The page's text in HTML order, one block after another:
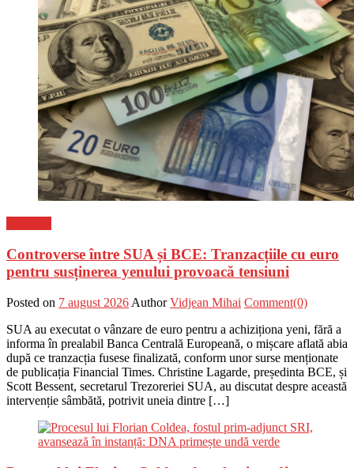
Controverse între SUA și BCE: Tranzacțiile cu euro
pentru susținerea yenului provoacă tensiuni
Posted on 7 august 2026 Author Vidjean Mihai Comment(0)
SUA au executat o vânzare de euro pentru a achiziționa yeni, fără a
informa în prealabil Banca Centrală Europeană, o mișcare aflată abia
după ce tranzacția fusese finalizată, conform unor surse menționate
de publicația Financial Times. Christine Lagarde, președinta BCE, și
Scott Bessent, secretarul Trezoreriei SUA, au discutat despre această
intervenție sâmbătă, potrivit uneia dintre […]